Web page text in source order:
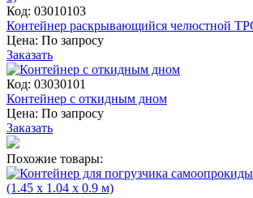
Код: 03010103
Контейнер раскрывающийся челюстной
Цена: По запросу
Заказать
Код: 03030101
Контейнер с откидным дном
Цена: По запросу
Заказать
Похожие товары: